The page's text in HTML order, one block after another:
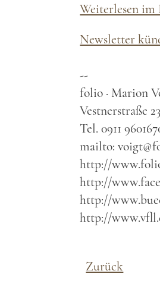
Weiterlesen im
Newsletter
--
folio · Marion
Vestnerstraße
Tel. 0911
mailto:
http://
http://
http://
http://
Zurück